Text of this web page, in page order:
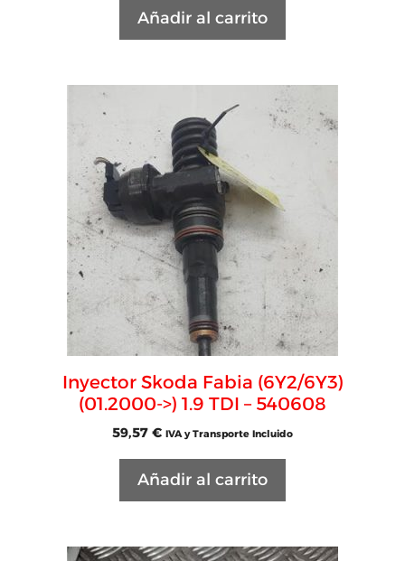
Añadir al carrito
Inyector Skoda Fabia (6Y2/6Y3)
(01.2000->) 1.9 TDI – 540608
59,57 € IVA y Transporte Incluido
Añadir al carrito